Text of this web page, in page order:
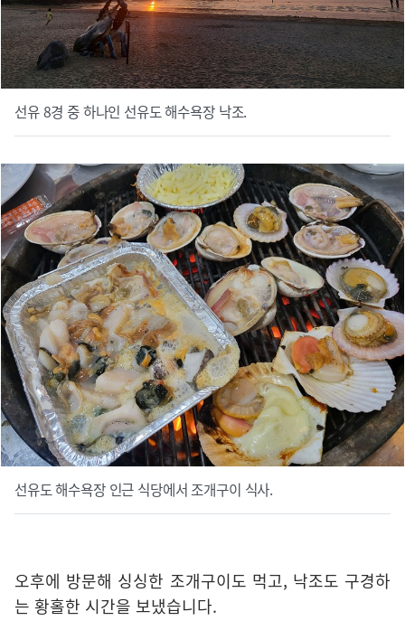
선유 8경 중 하나인 선유도 해수욕장 낙조.
선유도 해수욕장 인근 식당에서 조개구이 식사.
오후에 방문해 싱싱한 조개구이도 먹고, 낙조도 구경하
는 황홀한 시간을 보냈습니다.